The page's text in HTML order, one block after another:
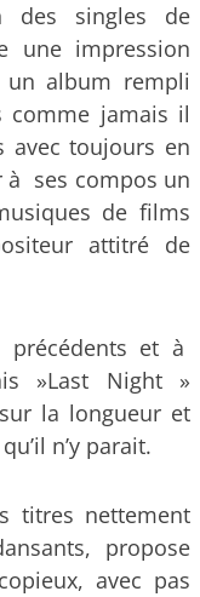
des singles de
une impression
un album rempli
comme jamais il
avec toujours en
à ses compos un
de films
attitré de
et à
»Last Night »
la longueur et
n’y parait.
titres nettement
propose
avec pas